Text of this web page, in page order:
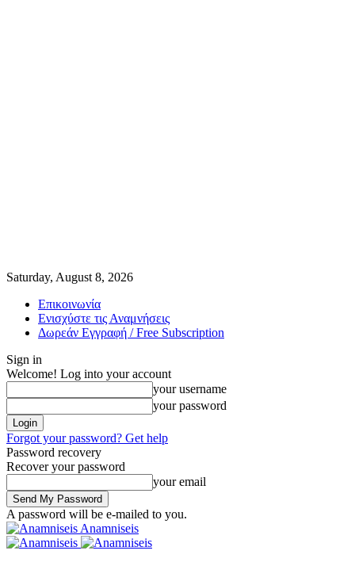
Saturday, August 8, 2026
Επικοινωνία
Ενισχύστε τις Αναμνήσεις
Δωρεάν Εγγραφή / Free Subscription
Sign in
Welcome! Log into your account
your username
your password
Forgot your password? Get help
Password recovery
Recover your password
your email
A password will be e-mailed to you.
Anamniseis